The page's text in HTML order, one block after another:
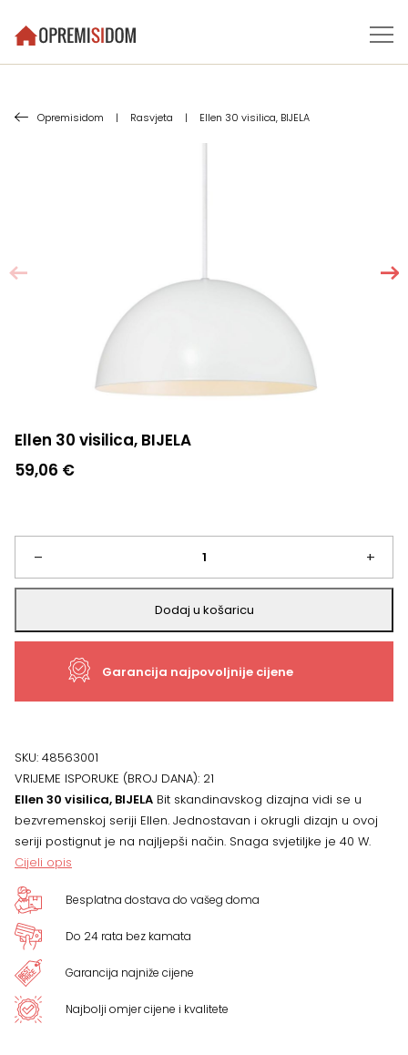
Opremisidom | Rasvjeta | Ellen 30 visilica, BIJELA
Ellen 30 visilica, BIJELA
59,06 €
–
Ellen
30
visilica,
+
Dodaj u košaricu
Garancija najpovoljnije cijene
SKU: 48563001
VRIJEME ISPORUKE (BROJ DANA): 21
Ellen 30 visilica, BIJELA Bit skandinavskog dizajna vidi se u
bezvremenskoj seriji Ellen. Jednostavan i okrugli dizajn u ovoj
seriji postignut je na najljepši način. Snaga svjetiljke je 40 W.
Cijeli opis
Besplatna dostava do vašeg doma
Do 24 rata bez kamata
Garancija najniže cijene
Najbolji omjer cijene i kvalitete